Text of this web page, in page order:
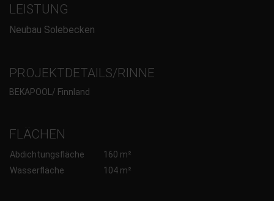
LEISTUNG
Neubau Solebecken
PROJEKTDETAILS/RINNE
BEKAPOOL/ Finnland
FLÄCHEN
Abdichtungsfläche
160 m²
Wasserfläche
104 m²